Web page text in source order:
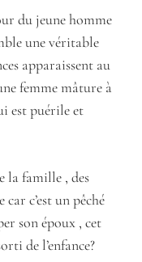
du jeune homme
une véritable
apparaissent au
femme mâture à
est puérile et
la famille , des
c’est un pêché
son époux , cet
de l’enfance?